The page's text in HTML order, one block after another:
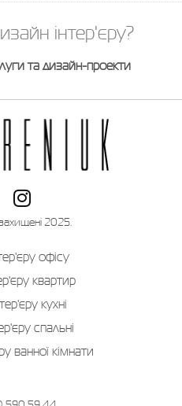
інтер'єру?
та дизайн-проекти
2025.
офісу
квартир
кухні
спальні
ванної кімнати